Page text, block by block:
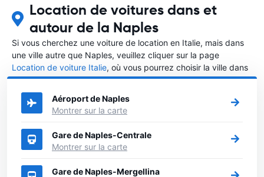
Location de voitures dans et
autour de la Naples
Si vous cherchez une voiture de location en Italie, mais dans
une ville autre que Naples, veuillez cliquer sur la page
Location de voiture Italie, où vous pourrez choisir la ville dans
le Italie où vous souhaitez louer une voiture.
Aéroport de Naples
Montrer sur la carte
Gare de Naples-Centrale
Montrer sur la carte
Gare de Naples-Mergellina